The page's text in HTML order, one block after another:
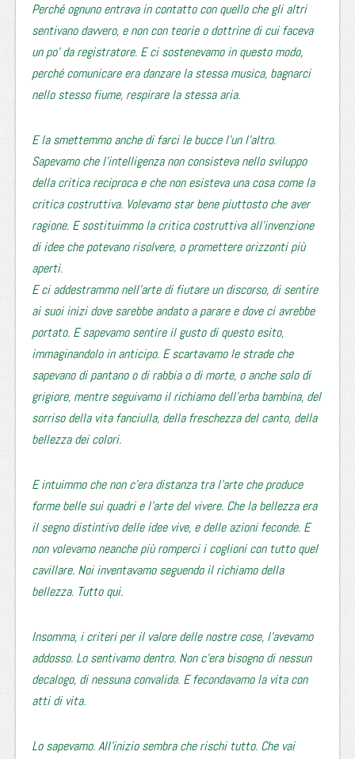
Perché ognuno entrava in contatto con quello che gli altri
sentivano davvero, e non con teorie o dottrine di cui faceva
un po’ da registratore. E ci sostenevamo in questo modo,
perché comunicare era danzare la stessa musica, bagnarci
nello stesso fiume, respirare la stessa aria.
E la smettemmo anche di farci le bucce l’un l’altro.
Sapevamo che l’intelligenza non consisteva nello sviluppo
della critica reciproca e che non esisteva una cosa come la
critica costruttiva. Volevamo star bene piuttosto che aver
ragione. E sostituimmo la critica costruttiva all’invenzione
di idee che potevano risolvere, o promettere orizzonti più
aperti.
E ci addestrammo nell’arte di fiutare un discorso, di sentire
ai suoi inizi dove sarebbe andato a parare e dove ci avrebbe
portato. E sapevamo sentire il gusto di questo esito,
immaginandolo in anticipo. E scartavamo le strade che
sapevano di pantano o di rabbia o di morte, o anche solo di
grigiore, mentre seguivamo il richiamo dell’erba bambina, del
sorriso della vita fanciulla, della freschezza del canto, della
bellezza dei colori.
E intuimmo che non c’era distanza tra l’arte che produce
forme belle sui quadri e l’arte del vivere. Che la bellezza era
il segno distintivo delle idee vive, e delle azioni feconde. E
non volevamo neanche più romperci i coglioni con tutto quel
cavillare. Noi inventavamo seguendo il richiamo della
bellezza. Tutto qui.
Insomma, i criteri per il valore delle nostre cose, l’avevamo
addosso. Lo sentivamo dentro. Non c’era bisogno di nessun
decalogo, di nessuna convalida. E fecondavamo la vita con
atti di vita.
Lo sapevamo. All’inizio sembra che rischi tutto. Che vai